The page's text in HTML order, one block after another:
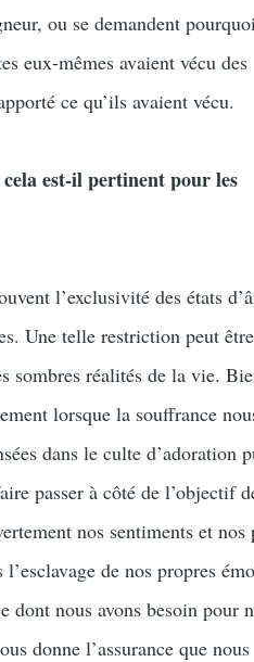
ou se demandent
eux-mêmes avaient vécu des
ce qu’ils avaient vécu.
est-il pertinent pour les
l’exclusivité des états
Une telle restriction peut
sombres réalités de la vie.
lorsque la souffrance
dans le culte d’adoration
passer à côté de l’objectif
nos sentiments et nos
de nos propres
dont nous avons besoin pour
donne l’assurance que nous